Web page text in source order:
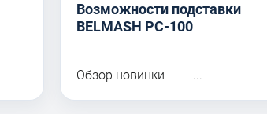
Возможности подставки
BELMASH PC-100
Обзор новинки ...